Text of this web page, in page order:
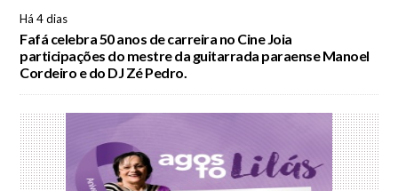
Há 4 dias
Fafá celebra 50 anos de carreira no Cine Joia
participações do mestre da guitarrada paraense Manoel
Cordeiro e do DJ Zé Pedro.